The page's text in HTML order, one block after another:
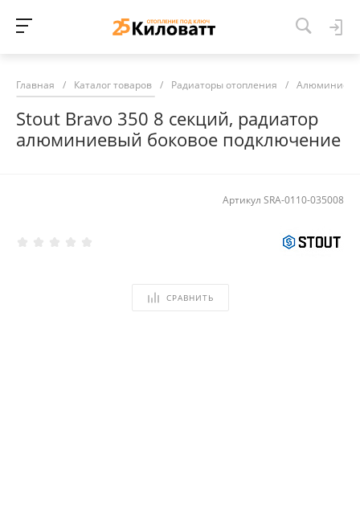
Главная / Каталог товаров / Радиаторы отопления /
Stout Bravo 350 8 секций, радиатор
алюминиевый боковое подключение
Артикул SRA-0110-035008
СРАВНИТЬ